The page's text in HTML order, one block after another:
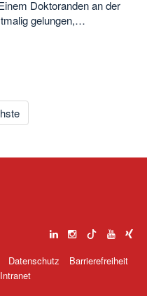
Doktoranden an der
gelungen,…
Datenschutz
Barrierefreiheit
Intranet